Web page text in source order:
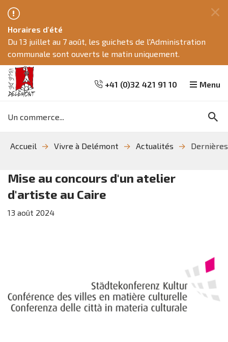
recherche
navigation
Horaires d'été
Du 13 juillet au 7 août, les guichets de l'Administration
communale sont ouverts le matin uniquement.
+41 (0)32 421 91 10
clés
Menu
Accueil Vivre à Delémont Actualités
Mise au concours d'un atelier
d'artiste au Caire
13 août 2024